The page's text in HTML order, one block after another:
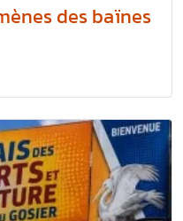
des baïnes